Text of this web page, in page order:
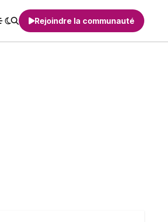
Rejoindre la communauté